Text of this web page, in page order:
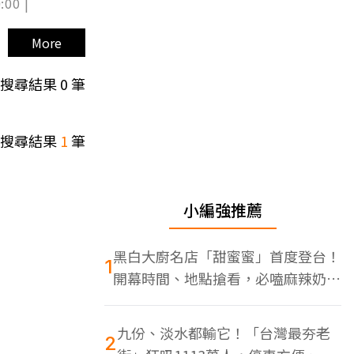
More
搜尋結果0筆
搜尋結果 1筆
小編強推薦
1黑白大廚名店「甜蜜蜜」首度登台！
開幕時間、地點搶看，必嗑麻辣奶油
蝦
2九份、淡水都輸它！「台灣最夯老